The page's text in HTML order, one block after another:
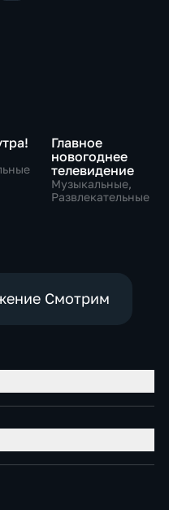
Главное
новогоднее
телевидение
Музыкальные,
Развлекательные
Смотрим